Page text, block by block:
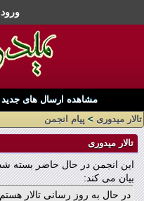
ورود
مشاهده ارسال های جدید
تالار میدوری > پیام انجمن
تالار میدوری
این انجمن در حال حاضر بسته
بیان می کند:
در حال به روز رسانی تالار